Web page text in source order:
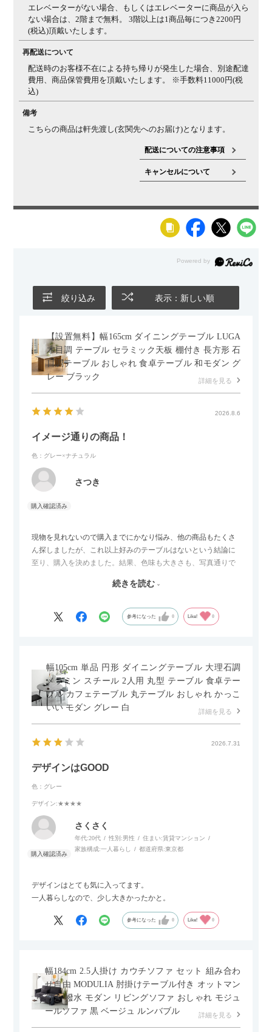
エレベーターがない場合、もしくはエレベーターに商品が入ら
ない場合は、2階まで無料。 3階以上は1商品毎につき2200円
(税込)頂戴いたします。
再配送について
配送時のお客様不在による持ち帰りが発生した場合、別途配達
費用、商品保管費用を頂戴いたします。 ※手数料11000円(税
込)
備考
こちらの商品は軒先渡し(玄関先へのお届け)となります。
配送についての注意事項
キャンセルについて
絞り込み 表示：新しい順
【設置無料】幅165cm ダイニングテーブル LUGA
木目調 テーブル セラミック天板 棚付き 長方形 石
目調テーブル おしゃれ 食卓テーブル 和モダン グ
レー ブラック
詳細を見る
2026.8.6
イメージ通りの商品！
色：グレー×ナチュラル
さつき
現物を見れないので購入までにかなり悩み、他の商品もたくさ
ん探しましたが、これ以上好みのテーブルはないという結論に
至り、購入を決めました。結果、色味も大きさも、写真通りで
セラミック天板が思った以上に滑りが良く、汚れも拭きやすい
はいけないかもしれません。天板が冷たいので冬にどうなるの
かなというのも気になります。
続きを読む
参考になった 0 Like! 0
幅105cm 単品 円形 ダイニングテーブル 大理石調
メラミン スチール 2人用 丸型 テーブル 食卓テー
ブル カフェテーブル 丸テーブル おしゃれ かっこ
いい モダン グレー 白
詳細を見る
2026.7.31
デザインはGOOD
色：グレー
デザイン:★★★★
さくさく
年代:20代 性別:男性 住まい:賃貸マンション
家族構成:一人暮らし 都道府県:東京都
デザインはとても気に入ってます。
一人暮らしなので、少し大きかったかと。
参考になった 0 Like! 0
幅184cm 2.5人掛け カウチソファ セット 組み合わ
せ自由 MODULIA 肘掛けテーブル付き オットマン
付き 撥水 モダン リビングソファ おしゃれ モジュ
ールソファ 黒 ベージュ ルンバブル
詳細を見る